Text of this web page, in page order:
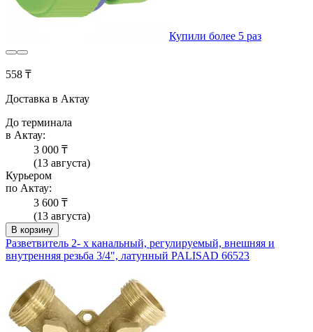
Купили более 5 раз
558 ₸
Доставка в Актау
До терминала
в Актау:
3 000 ₸
(13 августа)
Курьером
по Актау:
3 600 ₸
(13 августа)
В корзину
Разветвитель 2- х канальный, регулируемый, внешняя и
внутренняя резьба 3/4", латунный PALISAD 66523